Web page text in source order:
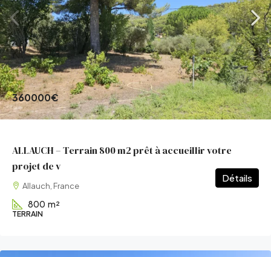
360000€
ALLAUCH – Terrain 800 m2 prêt à accueillir votre
projet de v
Allauch, France
800 m²
TERRAIN
Détails